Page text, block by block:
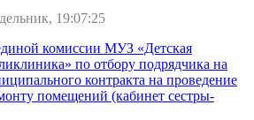
19:07:25
комиссии МУЗ «Детская
по отбору подрядчика на
контракта на проведение
помещений (кабинет сестры-